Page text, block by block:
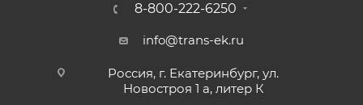
8-800-222-6250
info@trans-ek.ru
Россия, г. Екатеринбург, ул.
Новостроя 1 а, литер К